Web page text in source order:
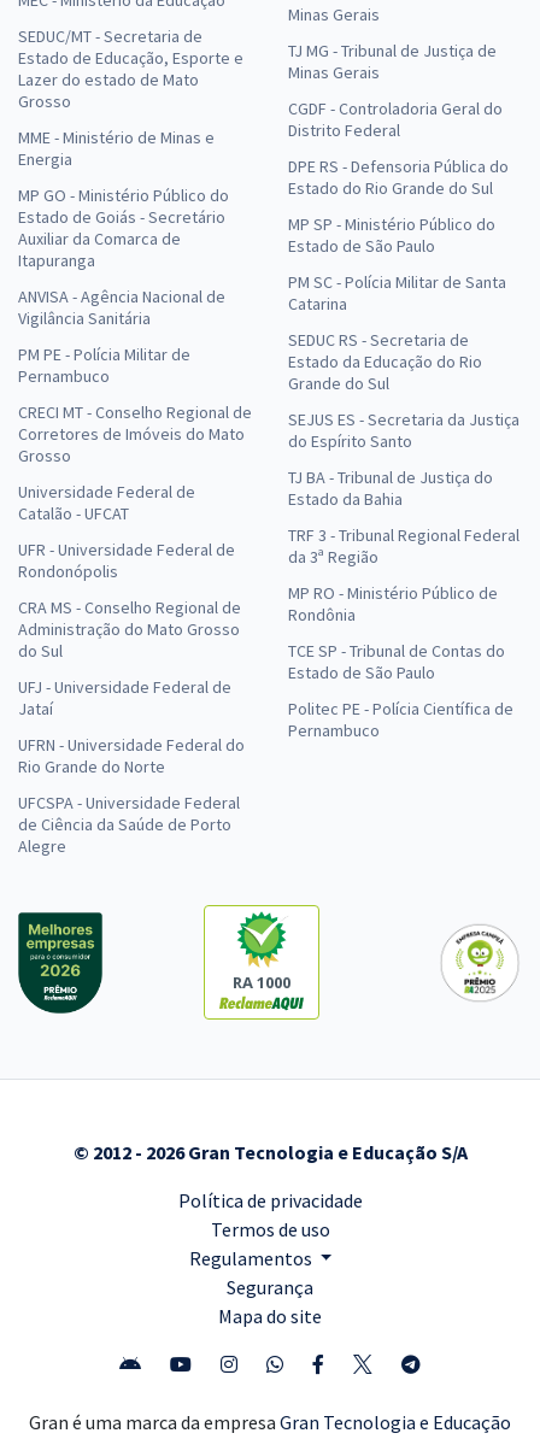
SEDUC/MT - Secretaria de
Estado de Educação, Esporte e
Lazer do estado de Mato
Grosso
MME - Ministério de Minas e
Energia
MP GO - Ministério Público do
Estado de Goiás - Secretário
Auxiliar da Comarca de
Itapuranga
ANVISA - Agência Nacional de
Vigilância Sanitária
PM PE - Polícia Militar de
Pernambuco
CRECI MT - Conselho Regional de
Corretores de Imóveis do Mato
Grosso
Universidade Federal de
Catalão - UFCAT
UFR - Universidade Federal de
Rondonópolis
CRA MS - Conselho Regional de
Administração do Mato Grosso
do Sul
UFJ - Universidade Federal de
Jataí
UFRN - Universidade Federal do
Rio Grande do Norte
UFCSPA - Universidade Federal
de Ciência da Saúde de Porto
Alegre
Minas Gerais
TJ MG - Tribunal de Justiça de
Minas Gerais
CGDF - Controladoria Geral do
Distrito Federal
DPE RS - Defensoria Pública do
Estado do Rio Grande do Sul
MP SP - Ministério Público do
Estado de São Paulo
PM SC - Polícia Militar de Santa
Catarina
SEDUC RS - Secretaria de
Estado da Educação do Rio
Grande do Sul
SEJUS ES - Secretaria da Justiça
do Espírito Santo
TJ BA - Tribunal de Justiça do
Estado da Bahia
TRF 3 - Tribunal Regional Federal
da 3ª Região
MP RO - Ministério Público de
Rondônia
TCE SP - Tribunal de Contas do
Estado de São Paulo
Politec PE - Polícia Científica de
Pernambuco
RA 1000
© 2012 - 2026 Gran Tecnologia e Educação S/A
Política de privacidade
Termos de uso
Regulamentos
Segurança
Mapa do site
Gran é uma marca da empresa Gran Tecnologia e Educação